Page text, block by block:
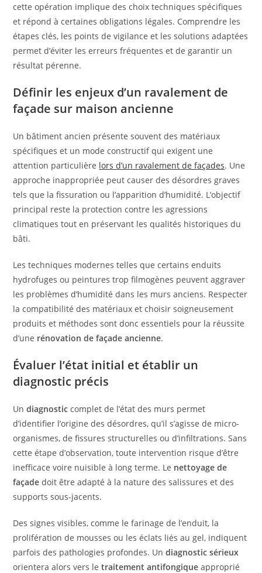
cette opération implique des choix techniques spécifiques
et répond à certaines obligations légales. Comprendre les
étapes clés, les points de vigilance et les solutions adaptées
permet d’éviter les erreurs fréquentes et de garantir un
résultat pérenne.
Définir les enjeux d’un ravalement de
façade sur maison ancienne
Un bâtiment ancien présente souvent des matériaux
spécifiques et un mode constructif qui exigent une
attention particulière lors d’un ravalement de façades. Une
approche inappropriée peut causer des désordres graves
tels que la fissuration ou l’apparition d’humidité. L’objectif
principal reste la protection contre les agressions
climatiques tout en préservant les qualités historiques du
bâti.
Les techniques modernes telles que certains enduits
hydrofuges ou peintures trop filmogènes peuvent aggraver
les problèmes d’humidité dans les murs anciens. Respecter
la compatibilité des matériaux et choisir soigneusement
produits et méthodes sont donc essentiels pour la réussite
d’une rénovation de façade ancienne.
Évaluer l’état initial et établir un
diagnostic précis
Undiagnostic complet de l’état des murs permet
d’identifier l’origine des désordres, qu’il s’agisse de micro-
organismes, de fissures structurelles ou d’infiltrations. Sans
cette étape d’observation, toute intervention risque d’être
inefficace voire nuisible à long terme. Le nettoyage de
façade doit être adapté à la nature des salissures et des
supports sous-jacents.
Des signes visibles, comme le farinage de l’enduit, la
prolifération de mousses ou les éclats liés au gel, indiquent
parfois des pathologies profondes. Undiagnostic sérieux
orientera alors vers letraitement antifongique approprié